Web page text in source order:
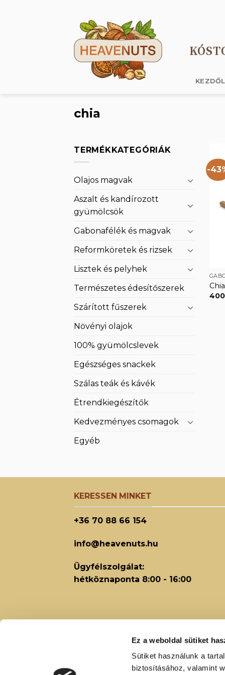
Ez a weboldal sütiket
Sütiket használunk a
biztosításához, valamint
chia
TERMÉKKATEGÓRIÁK
Olajos magvak
Aszalt és kandírozott
gyümölcsök
Gabonafélék és magvak
Reformköretek és rizsek
Lisztek és pelyhek
Természetes édesítőszerek
Szárított fűszerek
Növényi olajok
100% gyümölcslevek
Egészséges snackek
Szálas teák és kávék
Étrendkiegészítők
Kedvezményes csomagok
Egyéb
-
400
KERESSEN MINKET
+36 70 88 66 154
info@heavenuts.hu
Ügyfélszolgálat:
hétköznaponta 8:00 - 16:00